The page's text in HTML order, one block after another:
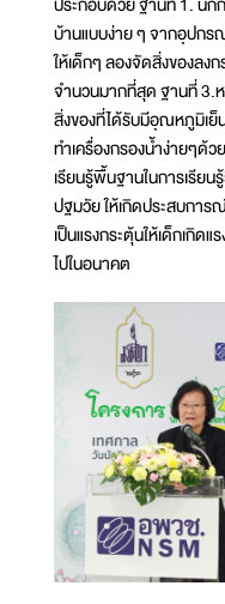
บ้านแบบง่าย ๆ จากอุปกร
ให้เด็กๆ ลองจัดสิ่งของลงก
จำนวนมากที่สุด ฐานที่ 3.
สิ่งของที่ได้รับมีอุณหภูมิเย็
ทำเครื่องกรองน้ำง่ายๆด้ว
เรียนรู้พื้นฐานในการเรีย
ปฐมวัย ให้เกิดประสบการ
เป็นแรงกระตุ้นให้เด็กเกิด
ไปในอนาคต